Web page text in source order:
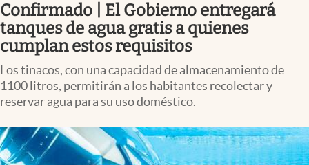
Pc y celular
Vida y estilo
Tv
Clima
Espiritualidad
Mediakit
Confirmado | El Gobierno entregará
tanques de agua gratis a quienes
cumplan estos requisitos
Los tinacos, con una capacidad de almacenamiento de
1100 litros, permitirán a los habitantes recolectar y
reservar agua para su uso doméstico.